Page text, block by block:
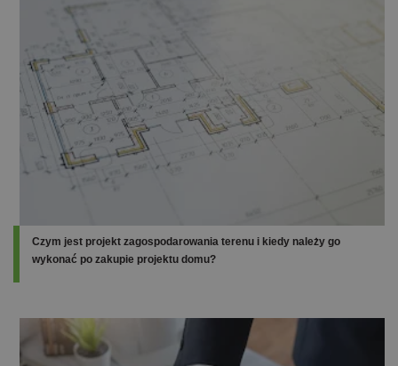
Czym jest projekt zagospodarowania terenu i kiedy należy go
wykonać po zakupie projektu domu?